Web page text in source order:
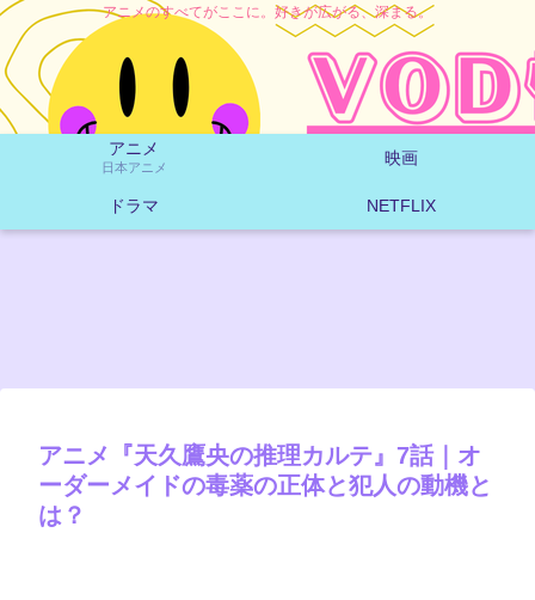
アニメのすべてがここに。好きが広がる、深まる。
アニメ
日本アニメ 映画
ドラマ NETFLIX
アニメ『天久鷹央の推理カルテ』7話｜オ
ーダーメイドの毒薬の正体と犯人の動機と
は？